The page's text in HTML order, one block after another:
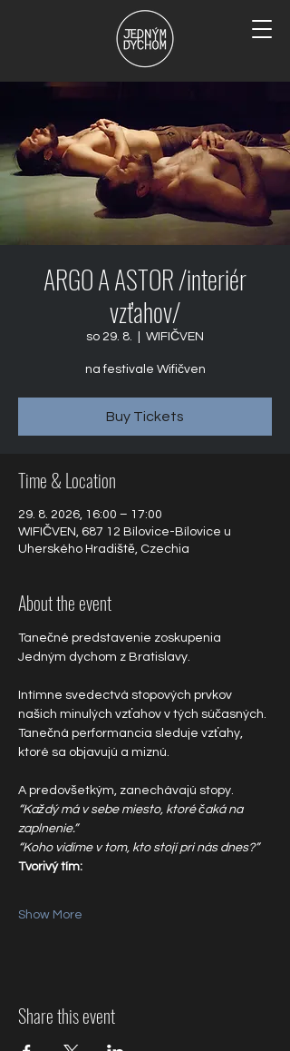
ARGO A ASTOR /interiér
vzťahov/
so 29. 8. WIFIČVEN
na festivale Wifičven
Buy Tickets
Time & Location
29. 8. 2026, 16:00 – 17:00
WIFIČVEN, 687 12 Bílovice-Bílovice u
Uherského Hradiště, Czechia
About the event
Tanečné predstavenie zoskupenia
Jedným dychom z Bratislavy.
Intímne svedectvá stopových prvkov
našich minulých vzťahov v tých súčasných.
Tanečná performancia sleduje vzťahy,
ktoré sa objavujú a miznú.
A predovšetkým, zanechávajú stopy.
“Každý má v sebe miesto, ktoré čaká na
zaplnenie.”
“Koho vidíme v tom, kto stojí pri nás dnes?”
Tvorivý tím:
Show More
Share this event